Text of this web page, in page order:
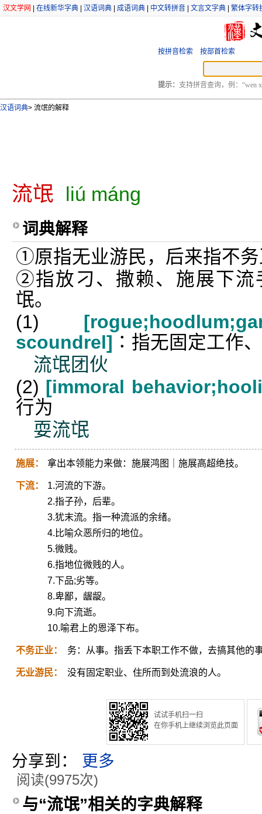
汉文学网 在线新华字典 汉语词典 成语词典 中文转拼音 文言文字典 繁体字转
按拼音检索 按部首检索
提示： 支持拼音查询，例：“wen
汉语词典> 流氓的解释
流氓 liú máng
词典解释
①原指无业游民，后来指不
②指放刁、撒赖、施展下流
氓。
(1)
scoundrel] ∶指无固定工作
流氓团伙
(2) [immoral
行为
耍流氓
施展： 拿出本领能力来做：施展鸿图｜施展高超绝技。
下流：
1.河流的下游。
2.指子孙，后辈。
3.犹末流。指一种流派的余绪。
4.比喻众恶所归的地位。
5.微贱。
6.指地位微贱的人。
7.下品;劣等。
8.卑鄙，龌龊。
9.向下流逝。
10.喻君上的恩泽下布。
不务正业： 务：从事。指丢下本职工作不做，去搞其他的
无业游民： 没有固定职业、住所而到处流浪的人。
试试手机扫一扫
在你手机上继续浏览此页面
分享到： 更多
阅读(9975次)
与“流氓”相关的字典解释